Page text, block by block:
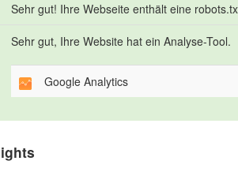
Sehr gut! Ihre Webseite enthält eine
Sehr gut, Ihre Website hat ein Analyse-Tool.
Google Analytics